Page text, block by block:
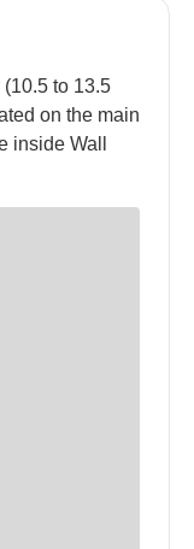
to 13.5
on the main
inside Wall